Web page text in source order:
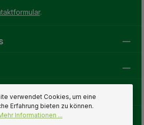
.
verwendet Cookies, um eine
Erfahrung bieten zu können.
Informationen ...